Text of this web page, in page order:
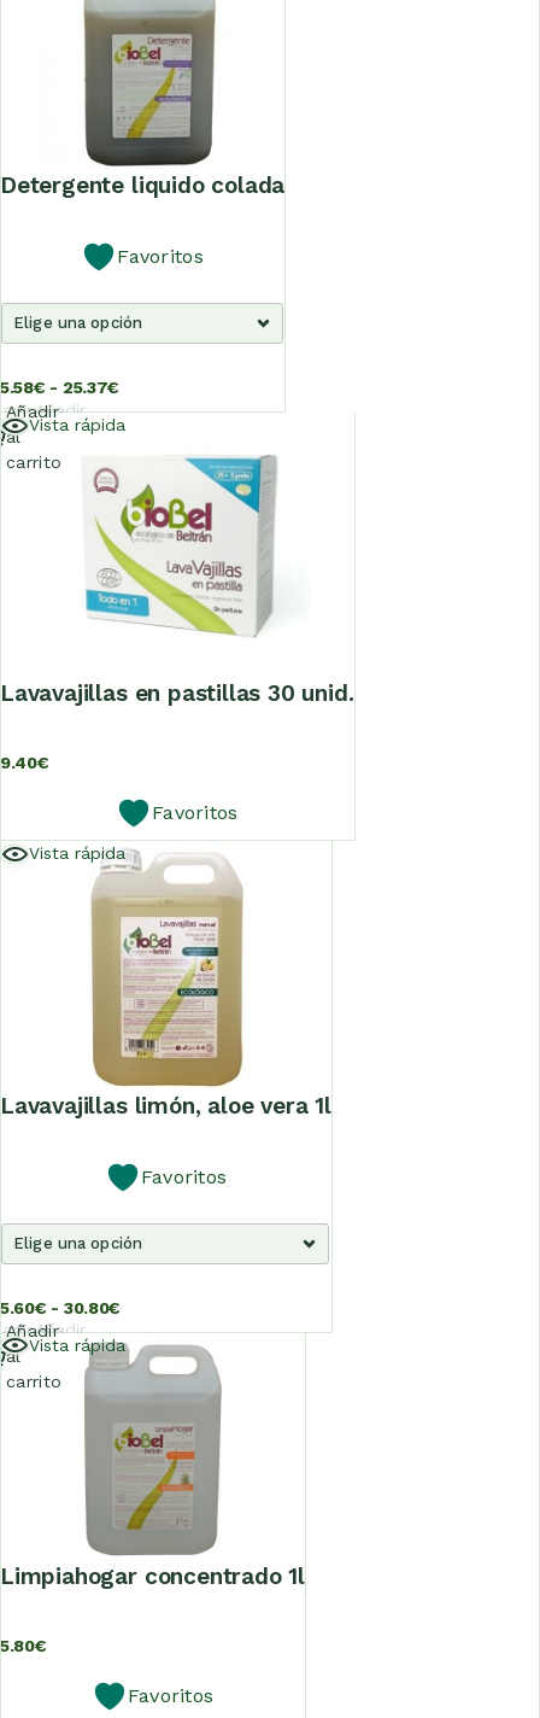
detergente liquido colada
Favoritos
5.58€ - 25.37€
al
Añadir
al
carrito
Vista rápida
lavavajillas en pastillas 30 unid.
9.40€
Favoritos
Añadir
al
carrito
Vista rápida
lavavajillas limón, aloe vera 1l
Favoritos
5.60€ - 30.80€
al
Añadir
al
carrito
Vista rápida
limpiahogar concentrado 1l
5.80€
Favoritos
Añadir
al
carrito